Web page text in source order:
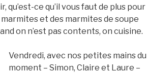
qu’est-ce qu’il vous faut de plus pour
et des marmites de soupe
on n’est pas contents, on cuisine.
Vendredi, avec nos petites mains du
moment – Simon, Claire et Laure –